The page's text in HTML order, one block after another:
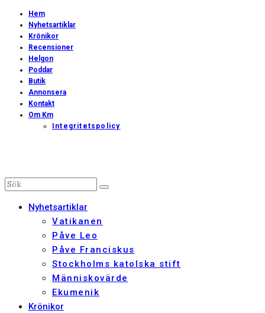
Hem
Nyhetsartiklar
Krönikor
Recensioner
Helgon
Poddar
Butik
Annonsera
Kontakt
Om Km
Integritetspolicy
Nyhetsartiklar
Vatikanen
Påve Leo
Påve Franciskus
Stockholms katolska stift
Människovärde
Ekumenik
Krönikor